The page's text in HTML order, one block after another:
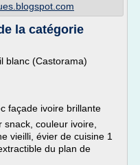
la catégorie
blanc (Castorama)
façade ivoire brillante
couleur ivoire,
vieilli, évier de cuisine 1
du plan de